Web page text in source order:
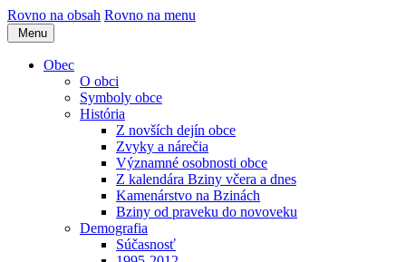
Rovno na obsah Rovno na menu
Menu
Obec
O obci
Symboly obce
História
Z novších dejín obce
Zvyky a nárečia
Významné osobnosti obce
Z kalendára Bziny včera a dnes
Kamenárstvo na Bzinách
Bziny od praveku do novoveku
Demografia
Súčasnosť